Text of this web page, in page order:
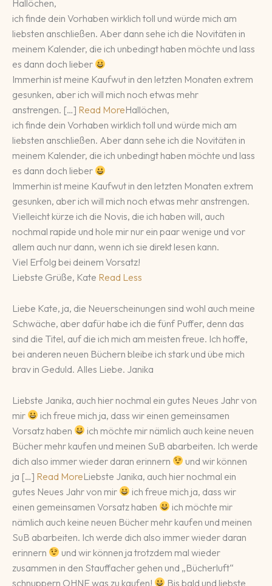
Hallöchen,
ich finde dein Vorhaben wirklich toll und würde mich am
liebsten anschließen. Aber dann sehe ich die Novitäten in
meinem Kalender, die ich unbedingt haben möchte und lass
es dann doch lieber
Immerhin ist meine Kaufwut in den letzten Monaten extrem
gesunken, aber ich will mich noch etwas mehr
anstrengen. […] Read MoreHallöchen,
ich finde dein Vorhaben wirklich toll und würde mich am
liebsten anschließen. Aber dann sehe ich die Novitäten in
meinem Kalender, die ich unbedingt haben möchte und lass
es dann doch lieber
Immerhin ist meine Kaufwut in den letzten Monaten extrem
gesunken, aber ich will mich noch etwas mehr anstrengen.
Vielleicht kürze ich die Novis, die ich haben will, auch
nochmal rapide und hole mir nur ein paar wenige und vor
allem auch nur dann, wenn ich sie direkt lesen kann.
Viel Erfolg bei deinem Vorsatz!
Liebste Grüße, Kate Read Less
Liebe Kate, ja, die Neuerscheinungen sind wohl auch meine
Schwäche, aber dafür habe ich die fünf Puffer, denn das
sind die Titel, auf die ich mich am meisten freue. Ich hoffe,
bei anderen neuen Büchern bleibe ich stark und übe mich
brav in Geduld. Alles Liebe. Janika
Liebste Janika, auch hier nochmal ein gutes Neues Jahr von
mir
ich freue mich ja, dass wir einen gemeinsamen
Vorsatz haben
ich möchte mir nämlich auch keine neuen
Bücher mehr kaufen und meinen SuB abarbeiten. Ich werde
dich also immer wieder daran erinnern
und wir können
ja […] Read MoreLiebste Janika, auch hier nochmal ein
gutes Neues Jahr von mir
ich freue mich ja, dass wir
einen gemeinsamen Vorsatz haben
ich möchte mir
nämlich auch keine neuen Bücher mehr kaufen und meinen
SuB abarbeiten. Ich werde dich also immer wieder daran
erinnern
und wir können ja trotzdem mal wieder
zusammen in den Stauffacher gehen und „Bücherluft“
schnuppern OHNE was zu kaufen!
Bis bald und liebste